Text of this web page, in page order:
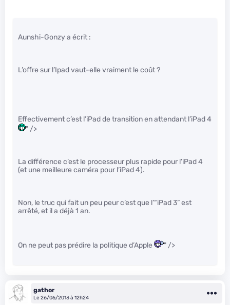
Aunshi-Gonzy a écrit :
L’offre sur l’Ipad vaut-elle vraiment le coût ?
Effectivement c’est l’iPad de transition en attendant l’iPad 4
" />
La différence c’est le processeur plus rapide pour l’iPad 4
(et une meilleure caméra pour l’iPad 4).
Non, le truc qui fait un peu peur c’est que l’“iPad 3” est
arrêté, et il a déjà 1 an.
On ne peut pas prédire la politique d’Apple " />
gathor
Le 26/06/2013 à 12h24